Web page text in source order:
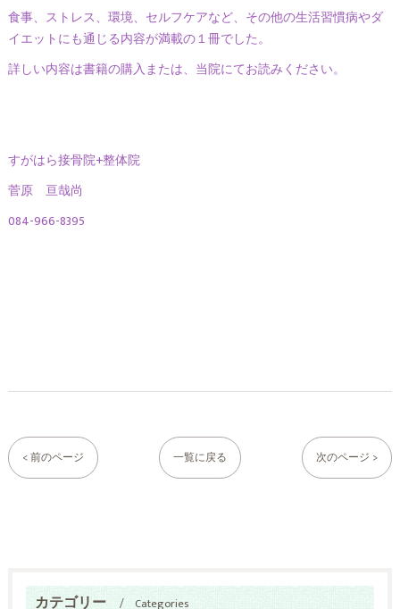
食事、ストレス、環境、セルフケアなど、その他の生活習慣病やダ
イエットにも通じる内容が満載の１冊でした。
詳しい内容は書籍の購入または、当院にてお読みください。
すがはら接骨院+整体院
菅原 亘哉尚
084-966-8395
< 前のページ 一覧に戻る 次のページ >
カテゴリー Categories